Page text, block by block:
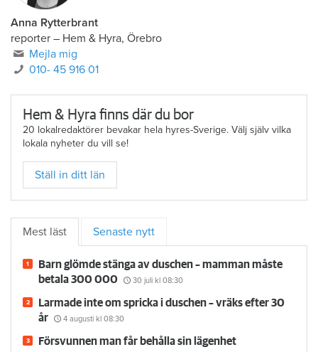
Anna Rytterbrant
reporter – Hem & Hyra, Örebro
Mejla mig
010- 45 916 01
Hem & Hyra finns där du bor
20 lokalredaktörer bevakar hela hyres-Sverige. Välj själv vilka
lokala nyheter du vill se!
Ställ in ditt län
Mest läst Senaste nytt
Barn glömde stänga av duschen – mamman måste
betala 300 000
30 juli kl 08:30
Larmade inte om spricka i duschen – vräks efter 30
år
4 augusti kl 08:30
Försvunnen man får behålla sin lägenhet